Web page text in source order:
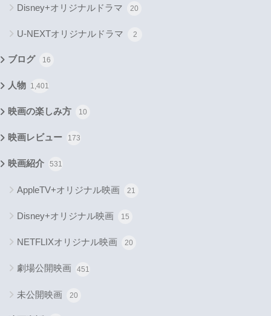
Disney+オリジナルドラマ 20
U-NEXTオリジナルドラマ 2
ブログ 16
人物 1,401
映画の楽しみ方 10
映画レビュー 173
映画紹介 531
AppleTV+オリジナル映画 21
Disney+オリジナル映画 15
NETFLIXオリジナル映画 20
劇場公開映画 451
未公開映画 20